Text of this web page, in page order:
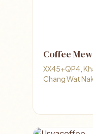
Coffee Mew
XX45+QP4,
Chang Wat